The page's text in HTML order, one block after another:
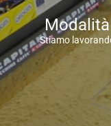
Stiamo